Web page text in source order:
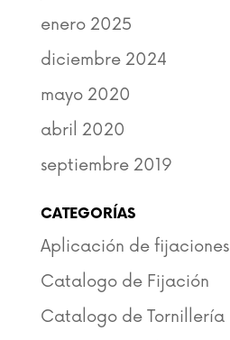
enero 2025
diciembre 2024
mayo 2020
abril 2020
septiembre 2019
CATEGORÍAS
Aplicación de fijaciones
Catalogo de Fijación
Catalogo de Tornillería